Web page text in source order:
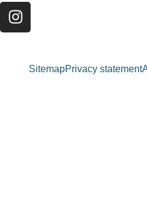
SitemapPrivacy statement